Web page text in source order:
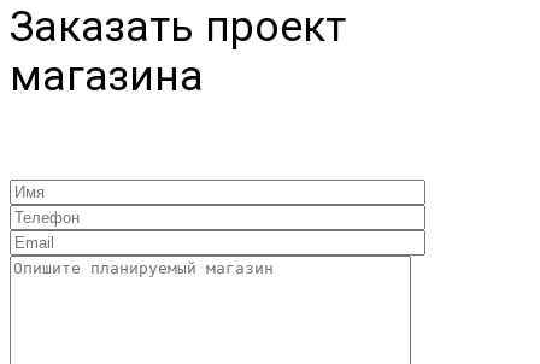
Заказать проект
магазина